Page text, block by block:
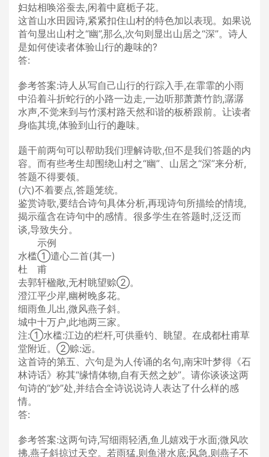
妇姑相唤浴蚕去,闲着中庭栀子花。
这首山水田园诗,紧紧扣住山村的特色加以表现。如果说
首句显出山村之“幽”,那么,次句则显出山居之“深”。诗人
是如何使读者体验山行的趣味的?
答:
参考答案:诗人从写自己山行的行踪入手,在霏霏的小雨
中沿着斗折蛇行的小路一边走,一边听那萧萧竹韵,潺潺
水声,不觉来到与竹溪村路天然和谐的板桥跟前。让读者
身临其境,体验到山行的趣味。
题干前两句可以帮助我们理解诗歌,但不是我们答题的内
容。而有些考生却围绕山村之“幽”、山居之“深”来分析,
答题不得要领。
(六)不着要点,答题笼统。
鉴赏诗歌,要结合诗句具体分析,再现诗句所描绘的情境,
揭示蕴含在诗句中的感情。很多学生在答题时,泛泛而
谈,导致失分。
示例
水槛①遣心二首(其一)
杜 甫
去郭轩楹敞,无村眺望赊②。
澄江平少岸,幽树晚多花。
细雨鱼儿出,微风燕子斜。
城中十万户,此地两三家。
注:①水槛:江边的栏杆,可供垂钓、眺望。在成都杜甫草
堂附近。②赊:远。
这首诗的第五、六句是为人传诵的名句,南宋叶梦得《石
林诗话》称其“缘情体物,自有天然之妙”。请你谈谈这两
句诗的“妙”处,并结合全诗说说诗人表达了什么样的感
情。
答:
参考答案:这两句诗,写细雨轻洒,鱼儿嬉戏于水面;微风吹
拂,燕子斜掠过天空。若雨猛,则鱼潜水底;风急,则燕子不